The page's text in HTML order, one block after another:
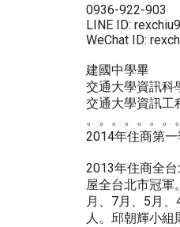
0936-922-903
LINE ID:
WeChat ID:
建國中學畢
交通大學資訊科
交通大學資訊工
。。。。。。。
2014年住商第一
2013年住商全
屋全台北市冠軍
月、7月、5月
人。邱朝輝小組